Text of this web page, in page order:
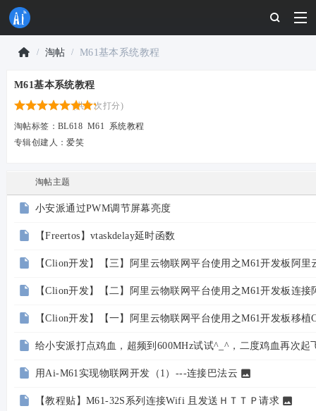
网
开
社
区
-
安
可
论
坛
淘帖 M61基本系统教程
M61基本系统教程
(共 1 次打分)
淘帖标签： BL618 M61
系统教程
专辑创建人：爱笑
淘帖主题
小安派通过PWM调节屏幕亮度
【Freertos】vtaskdelay延时函数
【Clion开发】【三】阿里云物联网平台使用之M61开发板阿
【Clion开发】【二】阿里云物联网平台使用之M61开发板连接
【Clion开发】【一】阿里云物联网平台使用之M61开发板移植
给小安派打点鸡血，超频到600MHz试试^_^，二度鸡血再次起
用Ai-M61实现物联网开发（1）---连接巴法云
【教程贴】M61-32S系列连接Wifi 且发送ＨＴＴＰ请求